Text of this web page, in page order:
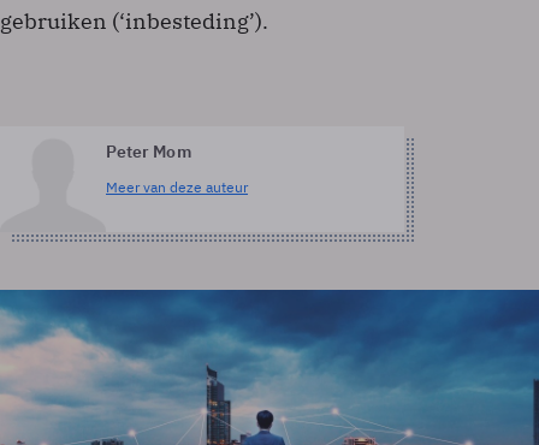
gebruiken (‘inbesteding’).
Peter Mom
Meer van deze auteur